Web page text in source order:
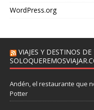
WordPress.org
VIAJES Y DESTINOS
Andén, el restaurante que
Potter